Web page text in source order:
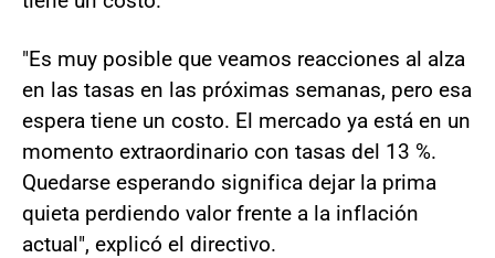
"Es muy posible que veamos reacciones al alza
en las tasas en las próximas semanas, pero esa
espera tiene un costo. El mercado ya está en un
momento extraordinario con tasas del 13 %.
Quedarse esperando significa dejar la prima
quieta perdiendo valor frente a la inflación
actual", explicó el directivo.